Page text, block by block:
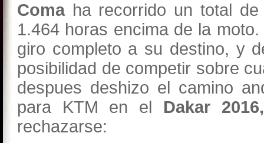
Comaha recorrido un total de
1.464 horas encima de la
giro completo a su destino, y
posibilidad de competir sobre
despues deshizo el camino
para KTM en el Dakar 2016,
rechazarse: